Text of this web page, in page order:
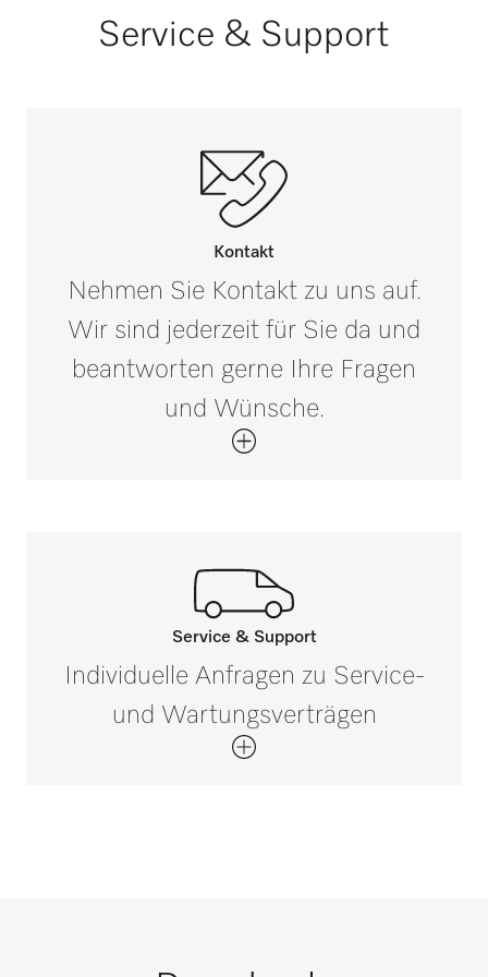
Service & Support
Kontakt
Nehmen Sie Kontakt zu uns auf.
Wir sind jederzeit für Sie da und
beantworten gerne Ihre Fragen
und Wünsche.
Ihr persönlicher
Ansprechpartner
ist nur einen Klick entfernt!
Service & Support
Individuelle Anfragen zu Service-
und Wartungsverträgen